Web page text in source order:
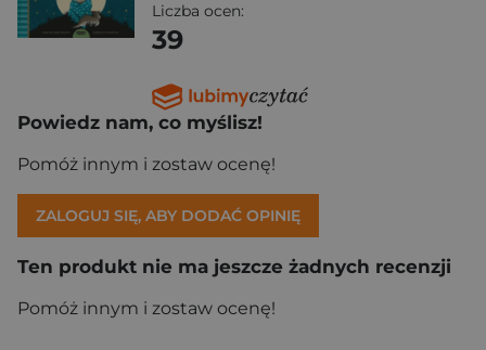
Liczba ocen:
39
Powiedz nam, co myślisz!
Pomóż innym i zostaw ocenę!
ZALOGUJ SIĘ, ABY DODAĆ OPINIĘ
Ten produkt nie ma jeszcze żadnych recenzji
Pomóż innym i zostaw ocenę!